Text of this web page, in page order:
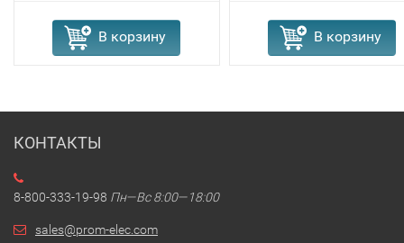
В корзину В корзину
КОНТАКТЫ
8-800-333-19-98 Пн—Вс 8:00—18:00
sales@prom-elec.com